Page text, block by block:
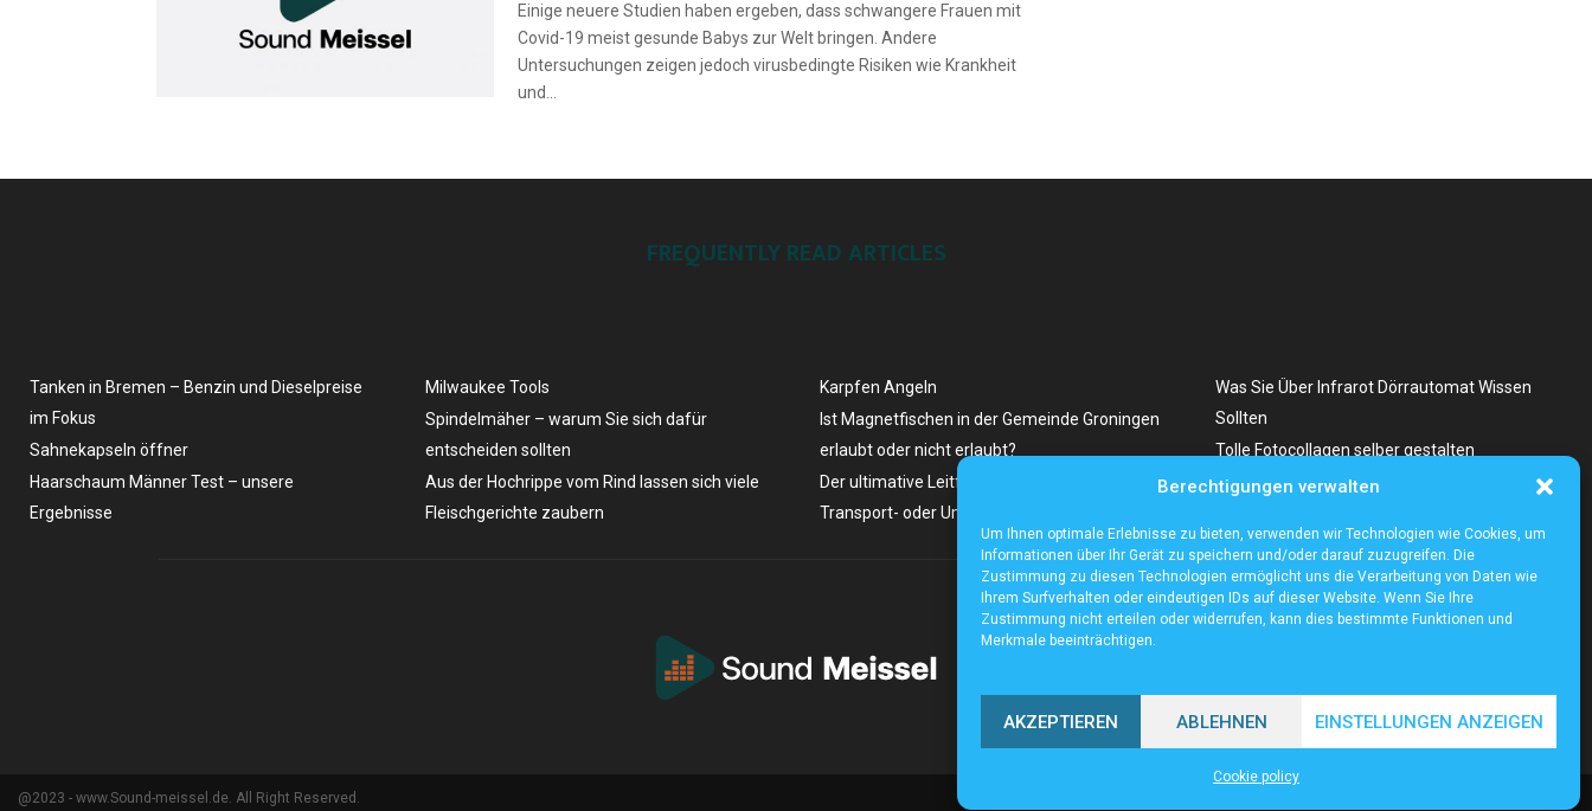
Berechtigungen verwalten
Um Ihnen optimale Erlebnisse zu bieten, verwenden wir Technologien wie Cookies, um
Informationen über Ihr Gerät zu speichern und/oder darauf zuzugreifen. Die
Zustimmung zu diesen Technologien ermöglicht uns die Verarbeitung von Daten wie
Ihrem Surfverhalten oder eindeutigen IDs auf dieser Website. Wenn Sie Ihre
Zustimmung nicht erteilen oder widerrufen, kann dies bestimmte Funktionen und
Merkmale beeinträchtigen.
AKZEPTIEREN ABLEHNEN EINSTELLUNGEN ANZEIGEN
Cookie policy
Einige neuere Studien haben ergeben, dass schwangere Frauen mit
Covid-19 meist gesunde Babys zur Welt bringen. Andere
Untersuchungen zeigen jedoch virusbedingte Risiken wie Krankheit
und...
FREQUENTLY READ ARTICLES
Tanken in Bremen – Benzin und Dieselpreise ​
im Fokus
Sahnekapseln öffner
Haarschaum Männer Test – unsere
Ergebnisse
Milwaukee Tools
Spindelmäher – warum Sie sich dafür
entscheiden sollten
Aus der Hochrippe vom Rind lassen sich viele
Fleischgerichte zaubern
Karpfen Angeln
Ist Magnetfischen in der Gemeinde Groningen
erlaubt oder nicht erlaubt?
Der ultimative Leitfaden für die Auswahl einer
Transport- oder Umzugssoftware
Was Sie Über Infrarot Dörrautomat Wissen
Sollten
Tolle Fotocollagen selber gestalten
@2023 - www.Sound-meissel.de. All Right Reserved.